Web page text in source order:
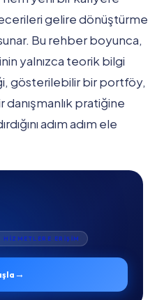
gelire dönüştürme
Bu rehber boyunca,
yalnızca teorik bilgi
gösterilebilir bir portföy,
pratiğine
adım adım ele
HİZMETLERE ERİŞİM
→